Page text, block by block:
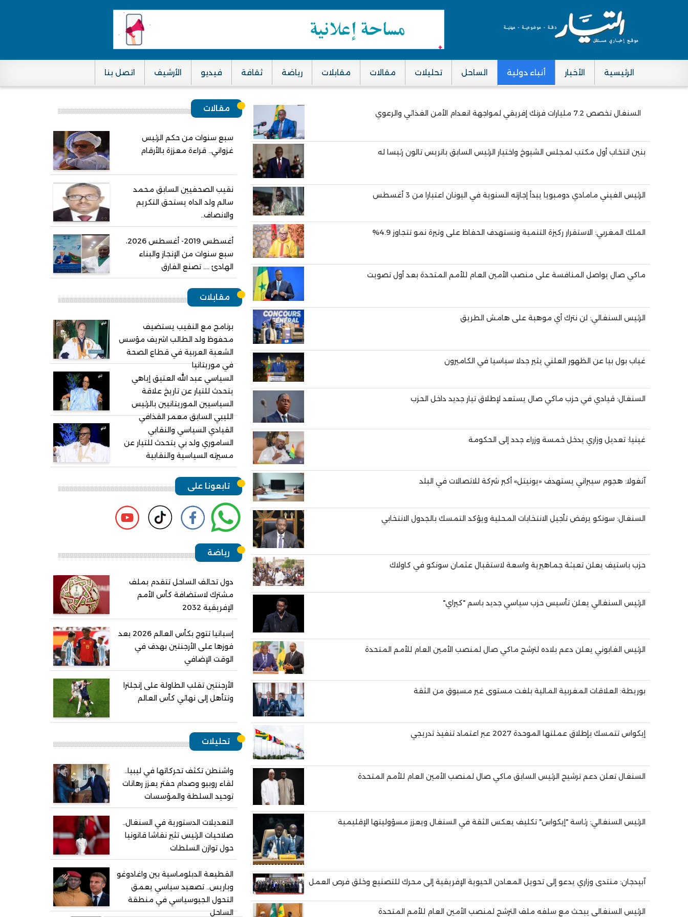
Main navigation
الرئيسية الأخبار أنباء دولية الساحل تحليلات مقالات مقابلات رياضة ثقافة فيديو الأرشيف اتصل بنا
السنغال تخصص 7.2 مليارات فرنك إفريقي لمواجهة انعدام الأمن الغذائي والرعوي
بنين انتخاب أول مكتب لمجلس الشيوخ واختيار الرئيس السابق باتريس تالون رئيسا له
الرئيس الغيني مامادي دومبويا يبدأ إجازته السنوية في اليونان اعتبارا من 3 أغسطس
الملك المغربي: الاستقرار ركيزة التنمية ونستهدف الحفاظ على وتيرة نمو تتجاوز 4.9%
ماكي صال يواصل المنافسة على منصب الأمين العام للأمم المتحدة بعد أول تصويت
الرئيس السنغالي: لن نترك أي موهبة على هامش الطريق
غياب بول بيا عن الظهور العلني يثير جدلا سياسيا في الكاميرون
السنغال: قيادي في حزب ماكي صال يستعد لإطلاق تيار جديد داخل الحزب
غينيا: تعديل وزاري يدخل خمسة وزراء جدد إلى الحكومة
آنغولا: هجوم سيبراني يستهدف «يونيتل» أكبر شركة للاتصالات في البلد
السنغال: سونكو يرفض تأجيل الانتخابات المحلية ويؤكد التمسك بالجدول الانتخابي
حزب باستيف يعلن تعبئة جماهيرية واسعة لاستقبال عثمان سونكو في كاولاك
الرئيس السنغالي يعلن تأسيس حزب سياسي جديد باسم "كيراي"
الرئيس الغابوني يعلن دعم بلاده لترشح ماكي صال لمنصب الأمين العام للأمم المتحدة
بوريطة: العلاقات المغربية المالية بلغت مستوى غير مسبوق من الثقة
إيكواس تتمسك بإطلاق عملتها الموحدة 2027 عبر اعتماد تنفيذ تدريجي
السنغال تعلن دعم ترشيح الرئيس السابق ماكي صال لمنصب الأمين العام للأمم المتحدة
الرئيس السنغالي: رئاسة "إيكواس" تكليف يعكس الثقة في السنغال ويعزز مسؤوليتها الإقليمية
آبيدجان: منتدى وزاري يدعو إلى تحويل المعادن الحيوية الإفريقية إلى محرك للتصنيع وخلق فرص العمل
الرئيس السنغالي يبحث مع سلفه ملف الترشح لمنصب الأمين العام للأمم المتحدة
Pagination
مقالات
سبع سنوات من حكم الرئيس
غزواني.. قراءة معززة بالأرقام
نقيب الصحفيين السابق محمد
سالم ولد الداه يستحق التكريم
والانصاف..
أغسطس 2019- أغسطس 2026،
سبع سنوات من الإنجاز والبناء
الهادئ .... تصنع الفارق
مقابلات
برنامج مع النقيب يستضيف
محفوظ ولد الطالب اشريف مؤسس
الشعبة العربية في قطاع الصحة
في موريتانيا
السياسي عبد الله العتيق إياهي
يتحدث للتيار عن تاريخ علاقة
السياسيين الموريتانيين بالرئيس
الليبي السابق معمر القذافي
القيادي السياسي والنقابي
الساموري ولد بي يتحدث للتيار عن
مسيرته السياسية والنقابية
تابعونا على
رياضة
دول تحالف الساحل تتقدم بملف
مشترك لاستضافة كأس الأمم
الإفريقية 2032
إسبانيا تتوج بكأس العالم 2026 بعد
فوزها على الأرجنتين بهدف في
الوقت الإضافي
الأرجنتين تقلب الطاولة على إنجلترا
وتتأهل إلى نهائي كأس العالم
تحليلات
واشنطن تكثف تحركاتها في ليبيا..
لقاء روبيو وصدام حفتر يعزز رهانات
توحيد السلطة والمؤسسات
التعديلات الدستورية في السنغال..
صلاحيات الرئيس تثير نقاشا قانونيا
حول توازن السلطات
القطيعة الدبلوماسية بين واغادوغو
وباريس.. تصعيد سياسي يعمق
التحول الجيوسياسي في منطقة
الساحل